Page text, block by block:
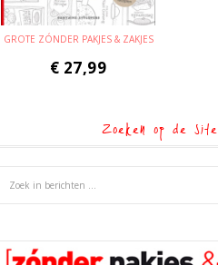
GROTE ZÓNDER PAKJES & ZAKJES
€ 27,99
Zoeken op de site